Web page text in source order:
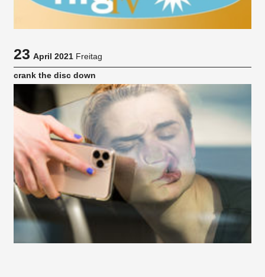
23April 2021 Freitag
crank the disc down